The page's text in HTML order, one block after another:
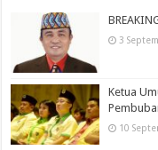
3
Ketua
10